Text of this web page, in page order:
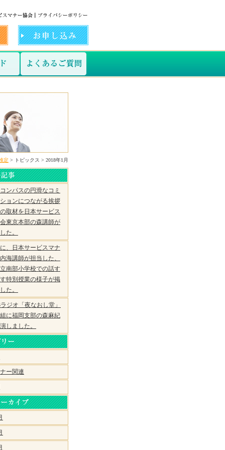
定 > トピックス > 2018年1月
ンパスの円滑なコミ
ョンにつながる挨拶
取材を日本サービス
東京本部の森講師が
た。
、日本サービスマナ
海講師が担当した、
南部小学校での話す
特別授業の様子が掲
た。
ジオ「夜なおし堂」
に福岡支部の森麻紀
しました。
ー関連